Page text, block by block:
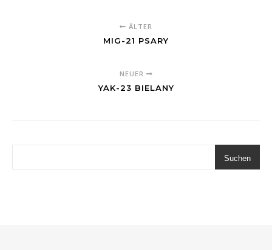
ÄLTER
MIG-21 PSARY
NEUER
YAK-23 BIELANY
Suchen